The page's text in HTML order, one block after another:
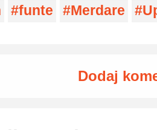
funte Merdare
Dodaj